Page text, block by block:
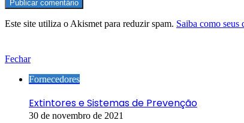
Este site utiliza o Akismet para reduzir spam. Saiba como seus
Fechar
Fornecedores
Extintores e Sistemas de Prevenção
30 de novembro de 2021